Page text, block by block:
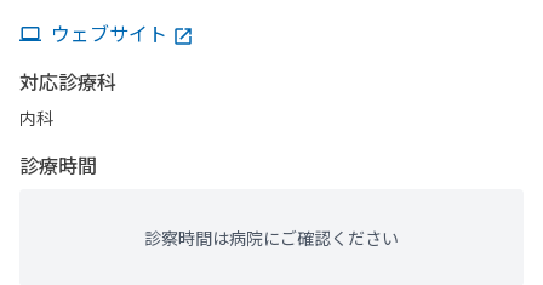
ウェブサイト
対応診療科
内科
診療時間
診察時間は病院にご確認ください